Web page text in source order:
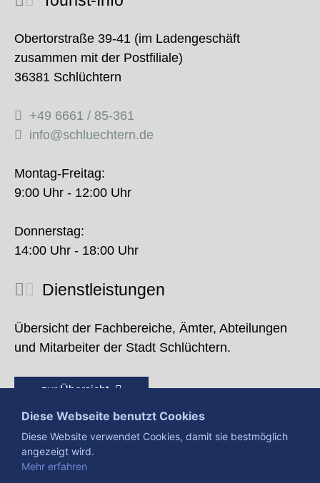
Obertorstraße 39-41 (im Ladengeschäft
zusammen mit der Postfiliale)
36381 Schlüchtern
+49 6661 / 85-361
info@schluechtern.de
Montag-Freitag:
9:00 Uhr - 12:00 Uhr
Donnerstag:
14:00 Uhr - 18:00 Uhr
Dienstleistungen
Übersicht der Fachbereiche, Ämter, Abteilungen
und Mitarbeiter der Stadt Schlüchtern.
zur Übersicht
Diese Webseite benutzt Cookies
Diese Website verwendet Cookies, damit sie bestmöglich
angezeigt wird.
Mehr erfahren